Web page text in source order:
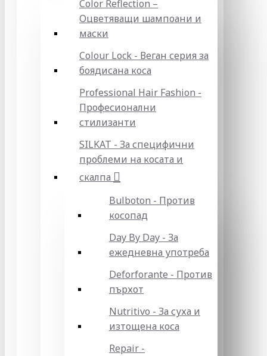
Color Reflection –
Оцветяващи шампоани и
маски
Colour Lock - Веган серия за
боядисана коса
Professional Hair Fashion -
Професионални
стилизанти
SILKAT - За специфични
проблеми на косата и
скалпа
Bulboton - Против
косопад
Day By Day - За
ежедневна употреба
Deforforante - Против
пърхот
Nutritivo - За суха и
изтощена коса
Repair -